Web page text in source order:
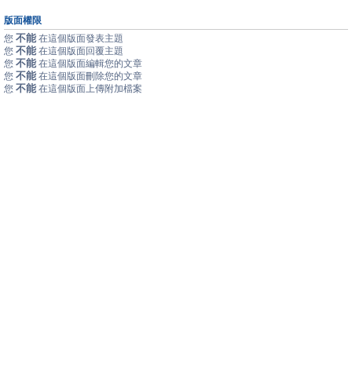
版面權限
您 不能 在這個版面發表主題
您 不能 在這個版面回覆主題
您 不能 在這個版面編輯您的文章
您 不能 在這個版面刪除您的文章
您 不能 在這個版面上傳附加檔案